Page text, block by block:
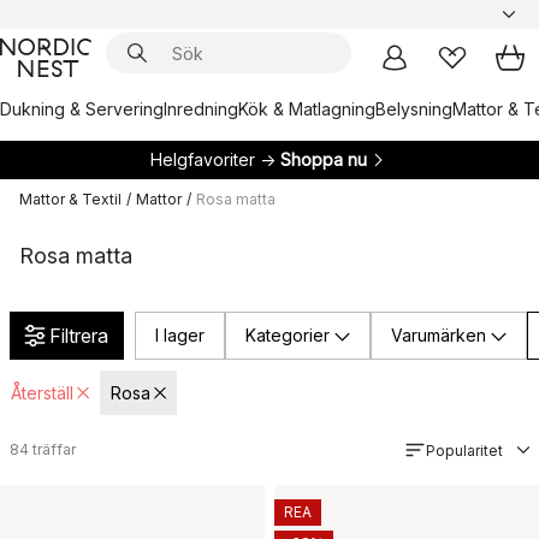
Dukning & ServeringInredningKök & MatlagningBelysningMattor &
Helgfavoriter → Shoppa nu
Mattor & Textil / Mattor / Rosa matta
Rosa matta
Filtrera I lager Kategorier Varumärken
Återställ Rosa
84 träffar Popularitet
REA